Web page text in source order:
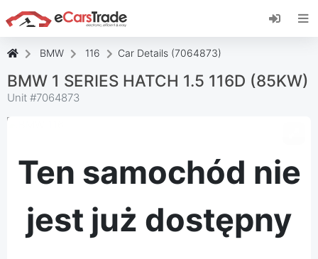
Zainstaluj aplikację internetową eCarsTrade,
dodaj ją do ekranu głównego i otrzymuj
BMW 116 Car Details (7064873)
BMW 1 SERIES HATCH 1.5 116D (85KW)
Unit #7064873
Ten samochód nie
jest już dostępny